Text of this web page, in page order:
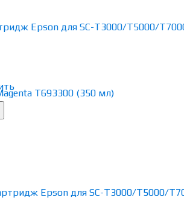
Epson для SC-T3000/T5000/